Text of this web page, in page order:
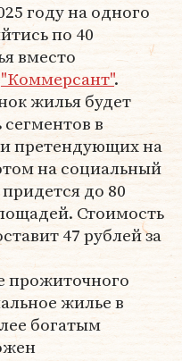
году на одного
по 40
вместо
"Коммерсант".
жилья будет
в
претендующих на
на социальный
до 80
Стоимость
47 рублей за
прожиточного
жилье в
богатым